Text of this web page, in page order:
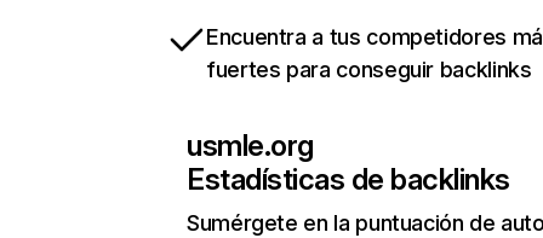
Encuentra a tus competidores
fuertes para conseguir backlinks
usmle.org
Estadísticas de backlinks
Sumérgete en la puntuación de